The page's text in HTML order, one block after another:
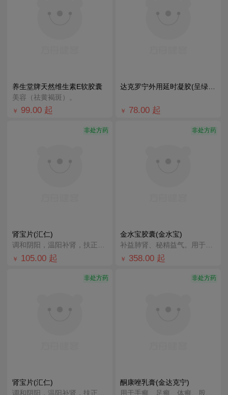
养生堂牌天然维生素E软胶囊
美容（祛黄褐斑）。
￥ 99.00 起 ￥ 78.00 起
非处方药
肾宝片(汇仁)
￥ 105.00 起
非处方药
金水宝胶囊(金水宝)
￥ 358.00 起
非处方药
肾宝片(汇仁)
非处方药
酮康唑乳膏(金达克宁)